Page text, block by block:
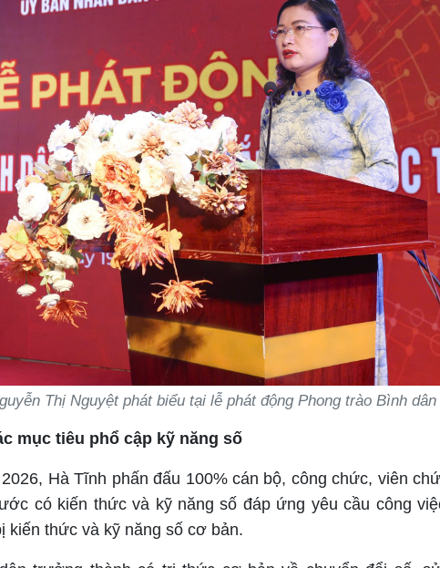
Thị Nguyệt phát biểu tại lễ phát động Phong trào Bình
mục tiêu phổ cập kỹ năng số
Hà Tĩnh phấn đấu 100% cán bộ, công chức, viên
có kiến thức và kỹ năng số đáp ứng yêu cầu công
kiến thức và kỹ năng số cơ bản.